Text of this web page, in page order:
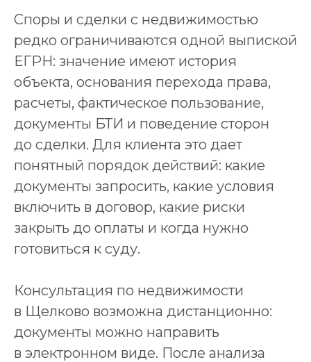
Споры и сделки с недвижимостью
редко ограничиваются одной выпиской
ЕГРН: значение имеют история
объекта, основания перехода права,
расчеты, фактическое пользование,
документы БТИ и поведение сторон
до сделки. Для клиента это дает
понятный порядок действий: какие
документы запросить, какие условия
включить в договор, какие риски
закрыть до оплаты и когда нужно
готовиться к суду.
Консультация по недвижимости
в Щелково возможна дистанционно:
документы можно направить
в электронном виде. После анализа